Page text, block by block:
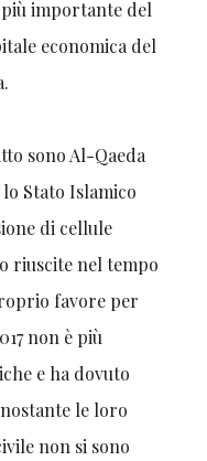
importante del
economica del
sono Al-Qaeda
lo Stato Islamico
di cellule
riuscite nel tempo
favore per
non è più
e ha dovuto
le loro
non si sono